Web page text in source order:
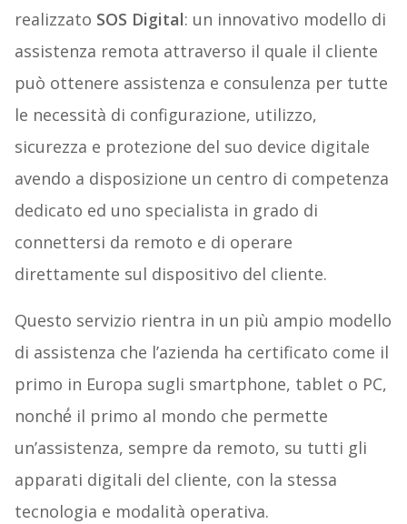
realizzato SOS Digital: un innovativo modello di
assistenza remota attraverso il quale il cliente
può ottenere assistenza e consulenza per tutte
le necessità di configurazione, utilizzo,
sicurezza e protezione del suo device digitale
avendo a disposizione un centro di competenza
dedicato ed uno specialista in grado di
connettersi da remoto e di operare
direttamente sul dispositivo del cliente.
Questo servizio rientra in un più ampio modello
di assistenza che l’azienda ha certificato come il
primo in Europa sugli smartphone, tablet o PC,
nonché́ il primo al mondo che permette
un’assistenza, sempre da remoto, su tutti gli
apparati digitali del cliente, con la stessa
tecnologia e modalità operativa.